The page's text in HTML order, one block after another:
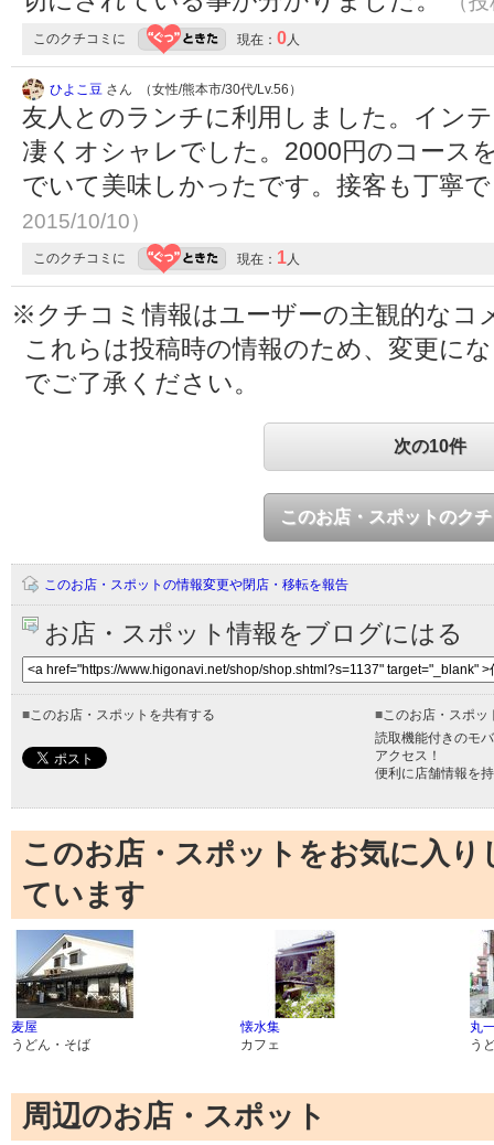
このクチコミに 現在： 0人
ひよこ豆 さん （女性/熊本市/30代/Lv.56）
友人とのランチに利用しました。イン
凄くオシャレでした。2000円のコース
でいて美味しかったです。接客も丁寧
2015/10/10）
このクチコミに 現在： 1人
※クチコミ情報はユーザーの主観的なコ
これらは投稿時の情報のため、変更に
でご了承ください。
次の10件
このお店・スポットのク
このお店・スポットの情報変更や閉店・移転を報告
お店・スポット情報をブログにはる
■このお店・スポットを共有する ■このお店・スポッ
読取機能付きのモ
アクセス！
便利に店舗情報を
このお店・スポットをお気に入
ています
麦屋
うどん・そば
懐水集
カフェ
丸
う
周辺のお店・スポット